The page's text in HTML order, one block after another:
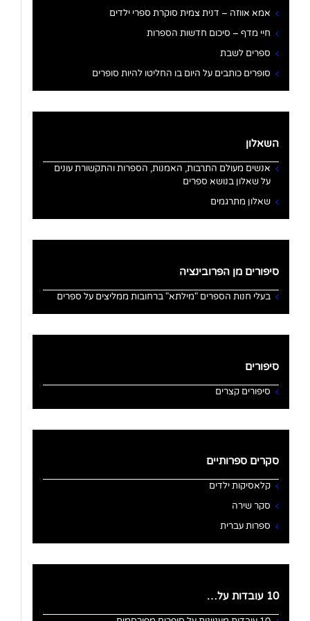
אמא אווזה – דנית צמית סוקרת ספרי ילדים
חיי מדף – סיכום חדשות הספרות
ספרים לשבת
סופרים כותבים על היום בו החליטו להיות סופרים
השאלון
אנשים מעולם התרבות, האמנות, הספרות והתקשורת עונים
על שאלון בנושא ספרים
שאלון מתרגמים
סיפורים מן הפרובינציה
בעלי חנות הספרים "מילתא" ברחובות ממליצים על ספרים
סיפורים
סיפורים קצרים
סקרים ספרותיים
קלאסיקות ילדים
סקר שירה
ספרות עברית
10 עובדות על…